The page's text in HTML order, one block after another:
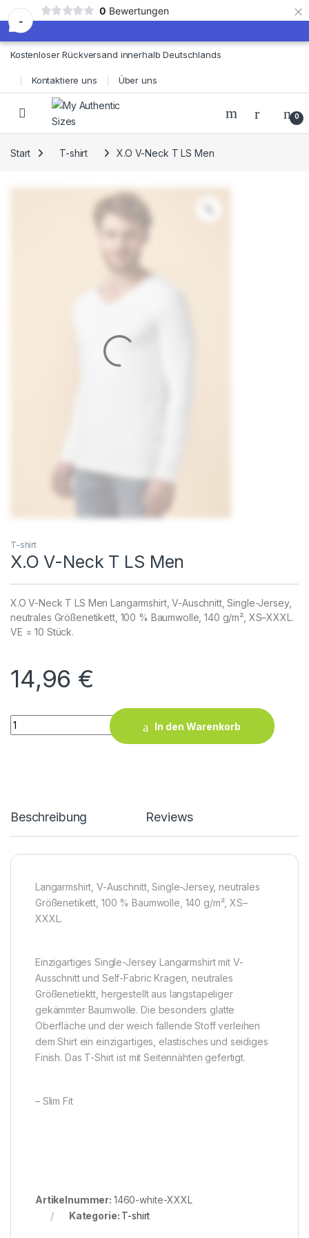
-
0 Bewertungen ×
Skip to navigation
Skip to content
Kostenloser Rückversand innerhalb Deutschlands
Kontaktiere uns Über uns
0
Start T-shirt X.O V-Neck T LS Men
T-shirt
X.O V-Neck T LS Men
X.O V-Neck T LS Men Langarmshirt, V-Auschnitt, Single-Jersey,
neutrales Größenetikett, 100 % Baumwolle, 140 g/m², XS–XXXL.
VE = 10 Stück.
14,96 €
X.O V-Neck T LS Men quantity
In den Warenkorb
Beschreibung Reviews
Langarmshirt, V-Auschnitt, Single-Jersey, neutrales
Größenetikett, 100 % Baumwolle, 140 g/m², XS–
XXXL.
Einzigartiges Single-Jersey Langarmshirt mit V-
Ausschnitt und Self-Fabric Kragen, neutrales
Größenetiektt, hergestellt aus langstapeliger
gekämmter Baumwolle. Die besonders glatte
Oberfläche und der weich fallende Stoff verleihen
dem Shirt ein einzigartiges, elastisches und seidiges
Finish. Das T-Shirt ist mit Seitennähten gefertigt.
– Slim Fit
Artikelnummer: 1460-white-XXXL
Kategorie: T-shirt